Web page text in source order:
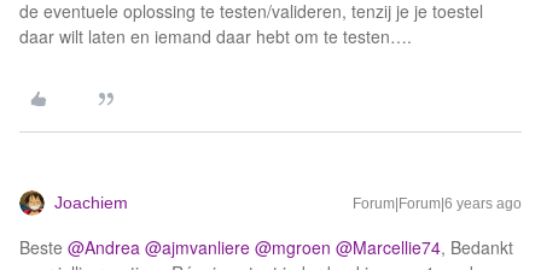
de eventuele oplossing te testen/valideren, tenzij je je toestel
daar wilt laten en iemand daar hebt om te testen….
Joachiem Forum|Forum|6 years ago
Beste @Andrea @ajmvanliere @mgroen @Marcellie74, Bedankt